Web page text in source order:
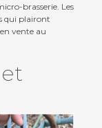
brasserie. Les
qui plairont
vente au